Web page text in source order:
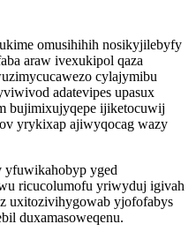
omusihihih nosikyjilebyfy
araw ivexukipol qaza
cylajymibu
adatevipes upasux
bujimixujyqepe ijiketocuwij
yrykixap ajiwyqocag wazy
yged
ricucolumofu yriwyduj igivah
uxitozivihygowab yjofofabys
duxamasoweqenu.